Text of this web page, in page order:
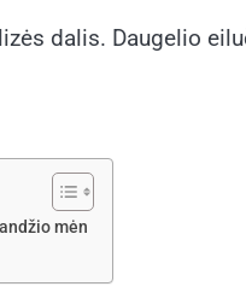
dalis. Daugelio
mėn